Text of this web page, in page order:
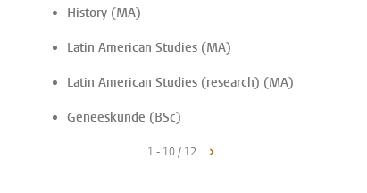
History (MA)
Latin American Studies (MA)
Latin American Studies (research) (MA)
Geneeskunde (BSc)
1 - 10 / 12